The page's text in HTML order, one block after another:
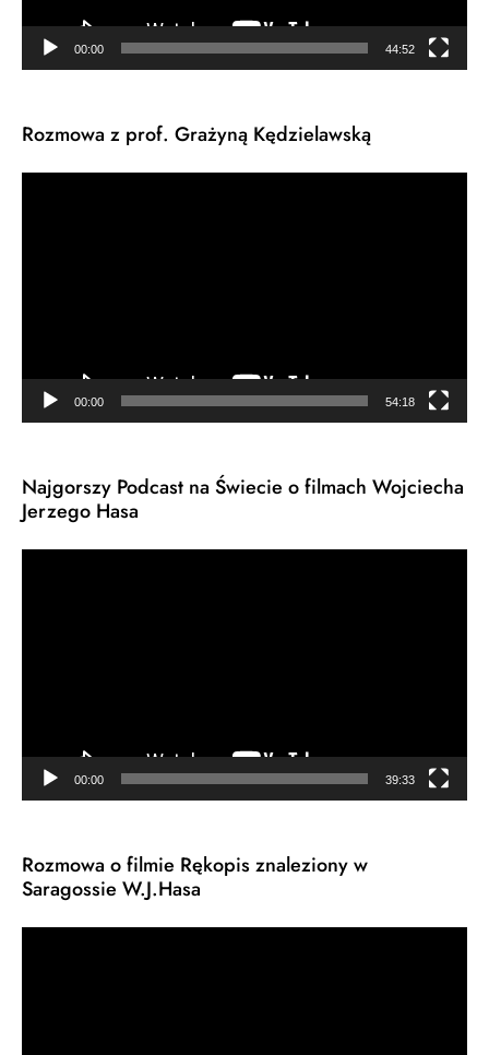
00:00 44:52
Rozmowa z prof. Grażyną Kędzielawską
00:00 54:18
Najgorszy Podcast na Świecie o filmach Wojciecha
Jerzego Hasa
00:00 39:33
Rozmowa o filmie Rękopis znaleziony w
Saragossie W.J.Hasa